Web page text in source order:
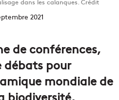
2021
de conférences,
débats pour
mondiale de
biodiversité,